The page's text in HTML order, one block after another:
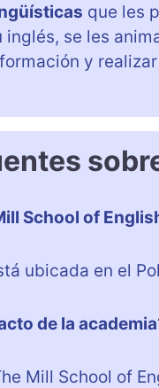
que les
se les
y
School of
ubicada en el
de la
Mill School of